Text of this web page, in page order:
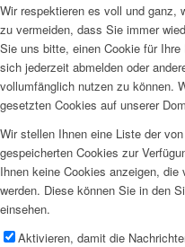
Wir respektieren es voll und ganz,
zu vermeiden, dass Sie immer
Sie uns bitte, einen Cookie für
sich jederzeit abmelden oder
vollumfänglich nutzen zu können.
gesetzten Cookies auf unserer
Wir stellen Ihnen eine Liste der
gespeicherten Cookies zur
Ihnen keine Cookies anzeigen,
werden. Diese können Sie in den
einsehen.
Aktivieren, damit die